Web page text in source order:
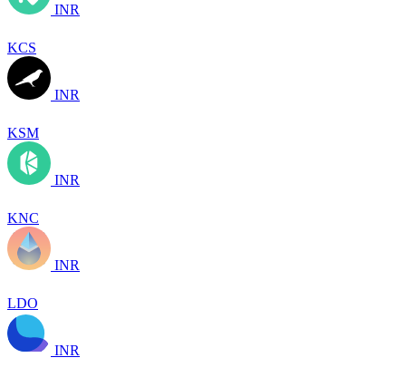
INR
KCS
INR
KSM
INR
KNC
INR
LDO
INR